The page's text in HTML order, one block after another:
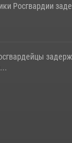
Росгвардии